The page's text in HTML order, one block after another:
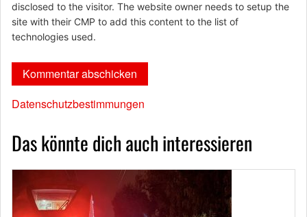
disclosed to the visitor. The website owner needs to setup the
site with their CMP to add this content to the list of
technologies used.
Datenschutzbestimmungen
Das könnte dich auch interessieren